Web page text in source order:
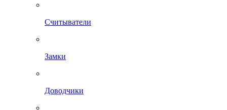
Считыватели
Замки
Доводчики